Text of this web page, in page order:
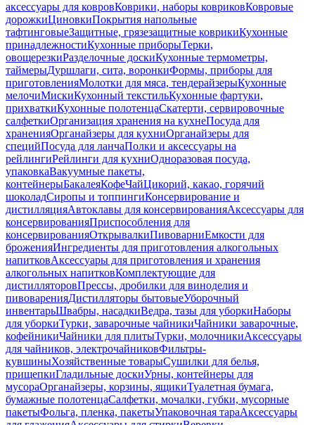
аксессуары для ковровКоврики, наборы ковриковКовровые
дорожкиЦиновкиПокрытия напольные
тафтинговыеЗащитные, грязезащитные коврикиКухонные
принадлежностиКухонные приборыТерки,
овощерезкиРазделочные доскиКухонные термометры,
таймерыДуршлаги, сита, воронкиФормы, приборы для
приготовленияМолотки для мяса, тендерайзерыКухонные
мелочиМискиКухонный текстильКухонные фартуки,
прихваткиКухонные полотенцаСкатерти, сервировочные
салфеткиОрганизация хранения на кухнеПосуда для
храненияОрганайзеры для кухниОрганайзеры для
специйПосуда для ланчаПолки и аксессуары на
рейлингиРейлинги для кухниОдноразовая посуда,
упаковкаВакуумные пакеты,
контейнерыБакалеяКофеЧайЦикорий, какао, горячий
шоколадСиропы и топпингиКонсервирование и
дистилляцияАвтоклавы для консервированияАксессуары для
консервированияПриспособления для
консервированияОткрывалкиПивоварниЕмкости для
броженияИнгредиенты для приготовления алкогольных
напитковАксессуары для приготовления и хранения
алкогольных напитковКомплектующие для
дистилляторовПрессы, дробилки для виноделия и
пивоваренияДистилляторы бытовыеУборочный
инвентарьШвабры, насадкиВедра, тазы для уборкиНаборы
для уборкиТурки, заварочные чайникиЧайники заварочные,
кофейникиЧайники для плитыТурки, молочникиАксессуары
для чайников, электрочайниковФильтры-
кувшиныХозяйственные товарыСушилки для белья,
прищепкиГладильные доскиУрны, контейнеры для
мусораОрганайзеры, корзины, ящикиТуалетная бумага,
бумажные полотенцаСалфетки, мочалки, губки, мусорные
пакетыФольга, пленка, пакетыУпаковочная тараАксессуары